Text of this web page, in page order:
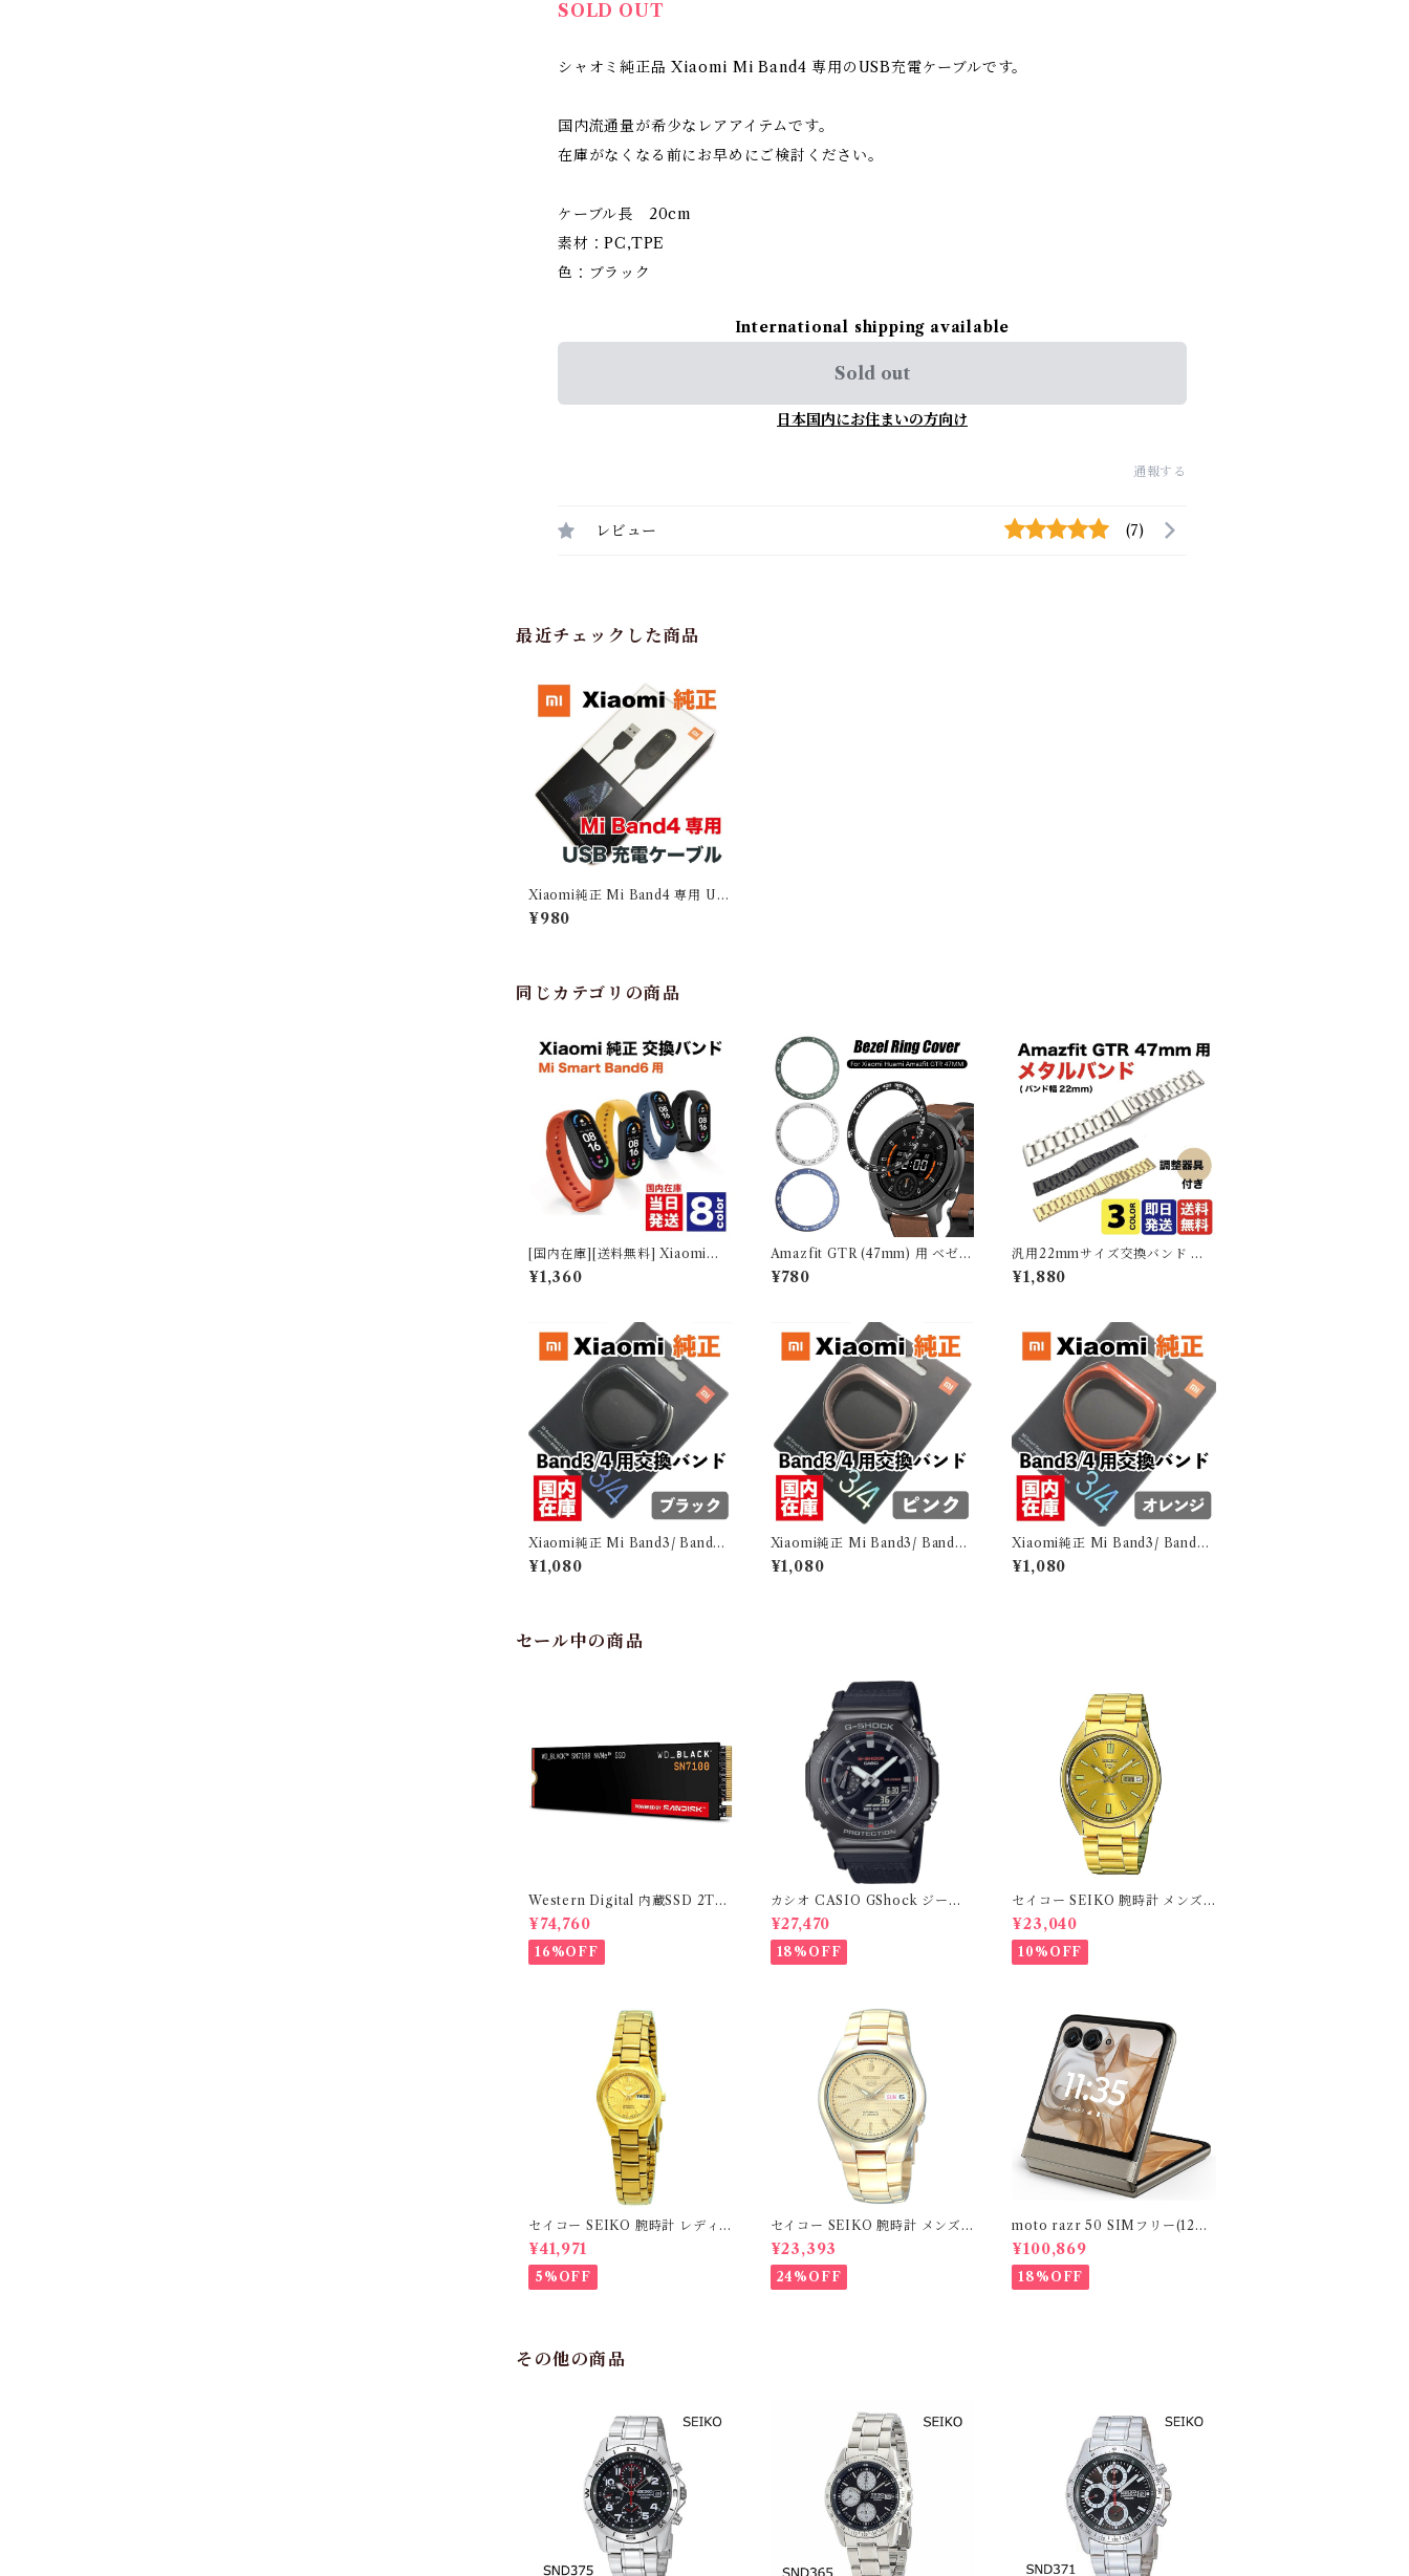
SOLD OUT
シャオミ純正品 Xiaomi Mi Band4 専用のUSB充電ケーブルです。
国内流通量が希少なレアアイテムです。
在庫がなくなる前にお早めにご検討ください。
ケーブル長 20cm
素材：PC,TPE
色：ブラック
International shipping available
Sold out
日本国内にお住まいの方向け
通報する
レビュー (7)
最近チェックした商品
Xiaomi純正 Mi Band4 専用 US
B充電ケーブル 箱入りパッケージ
SJV4143TY 流通希少 レアアイ
¥980
同じカテゴリの商品
[国内在庫][送料無料] Xiaomi純
正 Mi Band6用 交換カラーバン
ド 流通希少 レアアイテム 【全8
¥1,360
Amazfit GTR (47mm) 用 ベゼル
リングカバー Bezel Ring Cove
r 【全４色】
¥780
汎用22mmサイズ交換バンド 交
換ベルト カラーメタルバンド
【全３色】 バンド幅22mm バン
¥1,880
Xiaomi純正 Mi Band3/ Band4
用カラーバンド：ブラック XM
WD02HM BLACK 流通希少 レ
¥1,080
Xiaomi純正 Mi Band3/ Band4
用カラーバンド：ピンク XMWD
02HM PINK 流通希少 レアアイ
¥1,080
Xiaomi純正 Mi Band3/ Band4
用カラーバンド：オレンジ XM
WD02HM ORANGE 流通希少
¥1,080
セール中の商品
Western Digital 内蔵SSD 2TB
WD Black SN7100 (読取り最大
7,250MB/秒) M.2-2280 NVM
e WDS200T4X0E-EC
¥74,760
16%OFF
カシオ CASIO GShock ジーシ
ョックGM-2100CB-1A メンズ
サイズ 海外モデル 並行輸入品
¥27,470
18%OFF
セイコー SEIKO 腕時計 メンズ S
NXS80K1 セイコー5 SEIKO 5
自動巻き ゴールドAutomatic
¥23,040
10%OFF
セイコー SEIKO 腕時計 レディ
ース SYMC18K セイコー5 SEI
KO5 自動巻きゴールド Automat
ic
¥41,971
5%OFF
セイコー SEIKO 腕時計 メンズ S
NK610K1 SEIKO5 自動巻き ゴ
ールド Automatic
¥23,393
24%OFF
moto razr 50 SIMフリー(12G
B/512GB) motorola 折りたたみ
スマホ
¥100,869
18%OFF
その他の商品